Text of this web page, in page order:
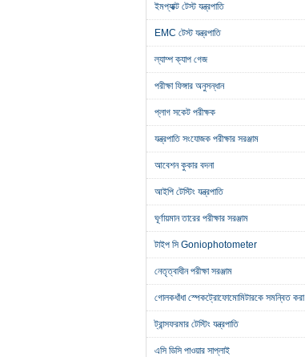
ইমপ্যাক্ট টেস্ট যন্ত্রপাতি
EMC টেস্ট যন্ত্রপাতি
ল্যাম্প ক্যাপ গেজ
পরীক্ষা ফিঙ্গার অনুসন্ধান
প্লাগ সকেট পরীক্ষক
যন্ত্রপাতি সংযোজক পরীক্ষার সরঞ্জাম
আবেশন কুকার বদনা
আইপি টেস্টিং যন্ত্রপাতি
ঘূর্ণায়মান তারের পরীক্ষার সরঞ্জাম
টাইপ সি Goniophotometer
নেতৃত্বাধীন পরীক্ষা সরঞ্জাম
গোলকধাঁধা স্পেকট্রোফোমোমিটারকে সমন্বিত করা
ট্রান্সফরমার টেস্টিং যন্ত্রপাতি
এসি ডিসি পাওয়ার সাপ্লাই